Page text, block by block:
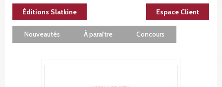
Éditions Slatkine Espace Client
Nouveautés À paraître Concours